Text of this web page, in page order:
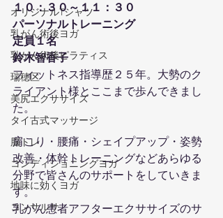
オリジナルTシャツ
乳がん術後ヨガ
乳がん術後ピラティス
瑞穂区
美尻エクササイズ
タイ古式マッサージ
脳トレ
コンディショニングヨガ
地味に効くヨガ
コンサルサ
１０：３０～１１：３０
パーソナルトレーニング
定員１名
鈴木智香子
フィットネス指導歴２５年。大勢のク
ライアント様とここまで歩んできまし
た。
肩こり・腰痛・シェイプアップ・姿勢
改善・体幹トレーニングなどあらゆる
分野で皆さんのサポートをしていきま
す。
乳がん患者アフターエクササイズのサ